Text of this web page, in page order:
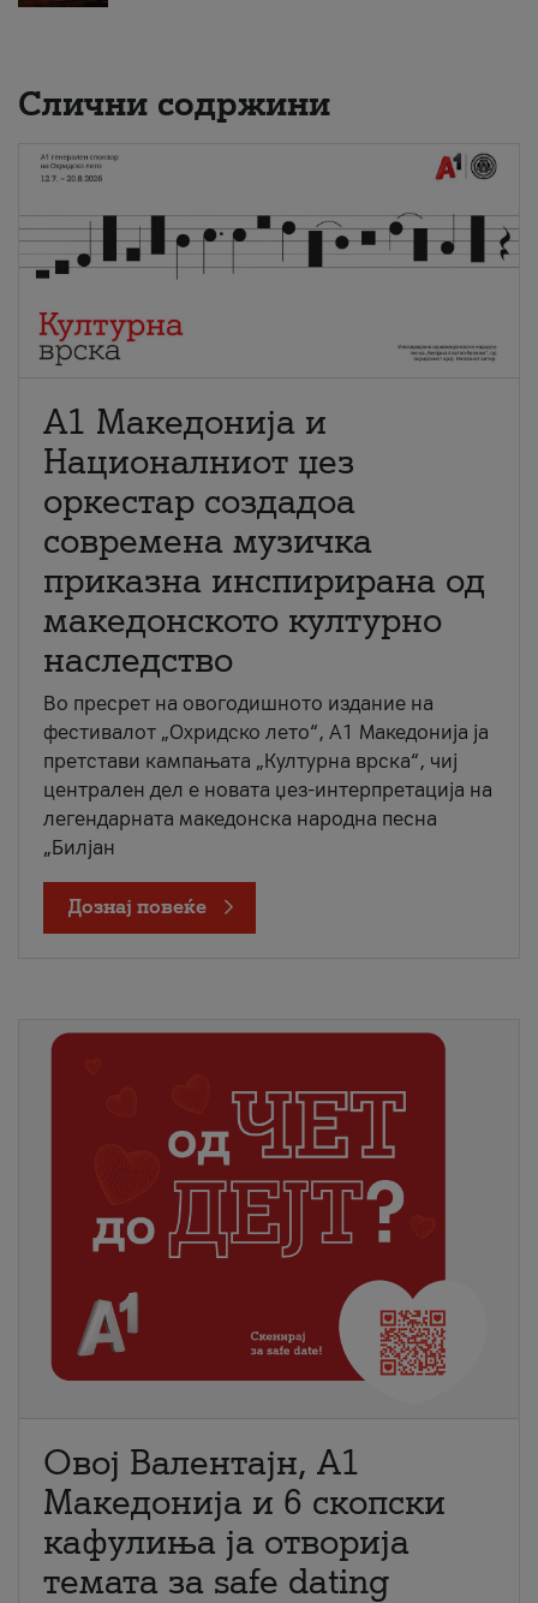
Слични содржини
А1 Македонија и
Националниот џез
оркестар создадоа
современа музичка
приказна инспирирана од
македонското културно
наследство
Во пресрет на овогодишното издание на
фестивалот „Охридско лето“, А1 Македонија ја
претстави кампањата „Културна врска“, чиј
централен дел е новата џез-интерпретација на
легендарната македонска народна песна
„Билјан
Дознај повеќе
Овој Валентајн, A1
Македонија и 6 скопски
кафулиња ја отворија
темата за safe dating